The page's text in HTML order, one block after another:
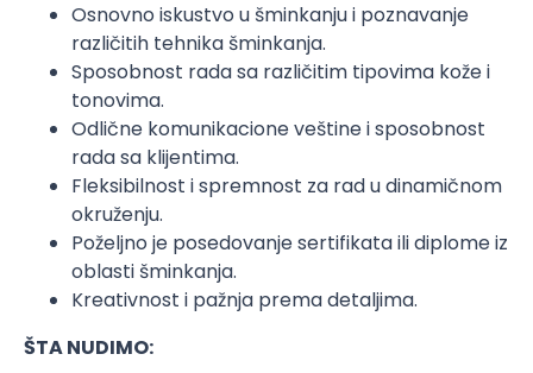
Osnovno iskustvo u šminkanju i poznavanje
različitih tehnika šminkanja.
Sposobnost rada sa različitim tipovima kože i
tonovima.
Odlične komunikacione veštine i sposobnost
rada sa klijentima.
Fleksibilnost i spremnost za rad u dinamičnom
okruženju.
Poželjno je posedovanje sertifikata ili diplome iz
oblasti šminkanja.
Kreativnost i pažnja prema detaljima.
ŠTA NUDIMO: